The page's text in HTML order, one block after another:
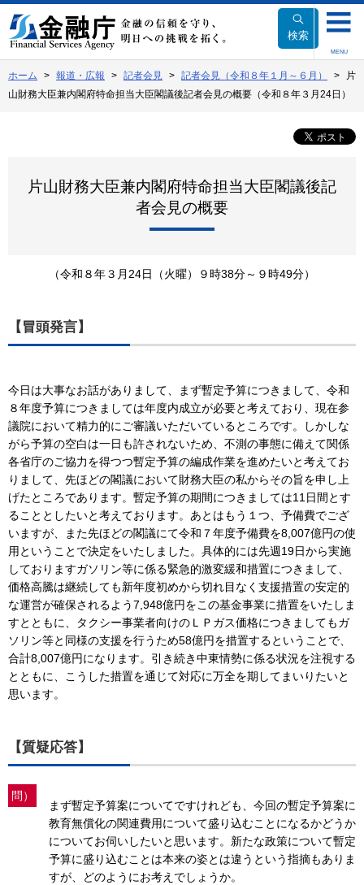
文
へ
動
検索
MENU
ホーム 報道・広報 記者会見 記者会見（令和８年１月～６月）
片
山財務大臣兼内閣府特命担当大臣閣議後記者会見の概要（令和８年３月24日）
片山財務大臣兼内閣府特命担当大臣閣議後記
者会見の概要
（令和８年３月24日（火曜）９時38分～９時49分）
【冒頭発言】
今日は大事なお話がありまして、まず暫定予算につきまして、令和
８年度予算につきましては年度内成立が必要と考えており、現在参
議院において精力的にご審議いただいているところです。しかしな
がら予算の空白は一日も許されないため、不測の事態に備えて関係
各省庁のご協力を得つつ暫定予算の編成作業を進めたいと考えてお
りまして、先ほどの閣議において財務大臣の私からその旨を申し上
げたところであります。暫定予算の期間につきましては11日間とす
ることとしたいと考えております。あとはもう１つ、予備費でござ
いますが、また先ほどの閣議にて令和７年度予備費を8,007億円の使
用ということで決定をいたしました。具体的には先週19日から実施
しておりますガソリン等に係る緊急的激変緩和措置につきまして、
価格高騰は継続しても新年度初めから切れ目なく支援措置の安定的
な運営が確保されるよう7,948億円をこの基金事業に措置をいたしま
すとともに、タクシー事業者向けのＬＰガス価格につきましてもガ
ソリン等と同様の支援を行うため58億円を措置するということで、
合計8,007億円になります。引き続き中東情勢に係る状況を注視する
とともに、こうした措置を通じて対応に万全を期してまいりたいと
思います。
【質疑応答】
問）
まず暫定予算案についてですけれども、今回の暫定予算案に
教育無償化の関連費用について盛り込むことになるかどうか
についてお伺いしたいと思います。新たな政策について暫定
予算に盛り込むことは本来の姿とは違うという指摘もありま
すが、どのようにお考えでしょうか。